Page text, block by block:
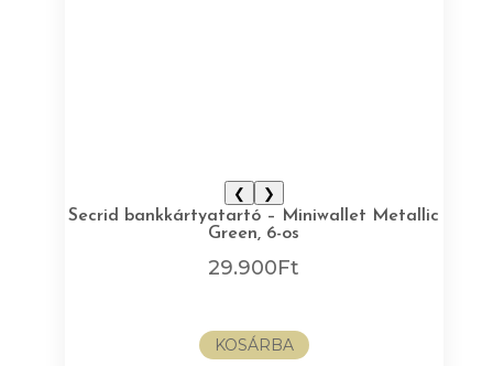
❮
❯
Secrid bankkártyatartó – Miniwallet Metallic
Green, 6-os
29.900Ft
KOSÁRBA